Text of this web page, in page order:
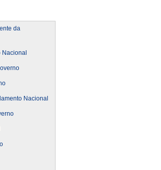
da
Nacional
Nacional